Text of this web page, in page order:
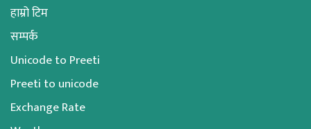
हाम्रो टिम
सम्पर्क
Unicode to Preeti
Preeti to unicode
Exchange Rate